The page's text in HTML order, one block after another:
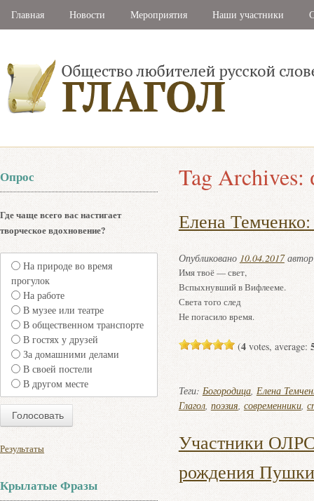
Главная Новости Мероприятия Наши участники
Tag Archives:
Елена
Опубликовано 10.04.2017
Имя твоё — свет,
Вспыхнувший в Вифлееме.
Света того след
Не погасило время.
(4votes, average:
Теги: Богородица, Елена
Глагол, поэзия, современники,
Участники ОЛРС
рождения
Опрос
Где чаще всего вас настигает
творческое вдохновение?
На природе во время
прогулок
На работе
В музее или театре
В общественном транспорте
В гостях у друзей
За домашними делами
В своей постели
В другом месте
Результаты
Крылатые Фразы